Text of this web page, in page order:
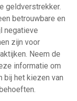
geldverstrekker.
betrouwbare en
negatieve
zijn voor
Neem de
informatie om
bij het kiezen van